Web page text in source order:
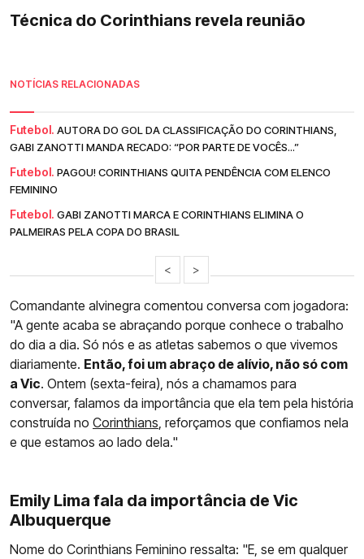
Técnica do Corinthians revela reunião
NOTÍCIAS RELACIONADAS
Futebol. AUTORA DO GOL DA CLASSIFICAÇÃO DO CORINTHIANS,
GABI ZANOTTI MANDA RECADO: “POR PARTE DE VOCÊS...”
Futebol. PAGOU! CORINTHIANS QUITA PENDÊNCIA COM ELENCO
FEMININO
Futebol. GABI ZANOTTI MARCA E CORINTHIANS ELIMINA O
PALMEIRAS PELA COPA DO BRASIL
< >
Comandante alvinegra comentou conversa com jogadora:
"A gente acaba se abraçando porque conhece o trabalho
do dia a dia. Só nós e as atletas sabemos o que vivemos
diariamente. Então, foi um abraço de alívio, não só com
a Vic. Ontem (sexta-feira), nós a chamamos para
conversar, falamos da importância que ela tem pela história
construída no Corinthians , reforçamos que confiamos nela
e que estamos ao lado dela."
Emily Lima fala da importância de Vic
Albuquerque
Nome do Corinthians Feminino ressalta: "E, se em qualquer